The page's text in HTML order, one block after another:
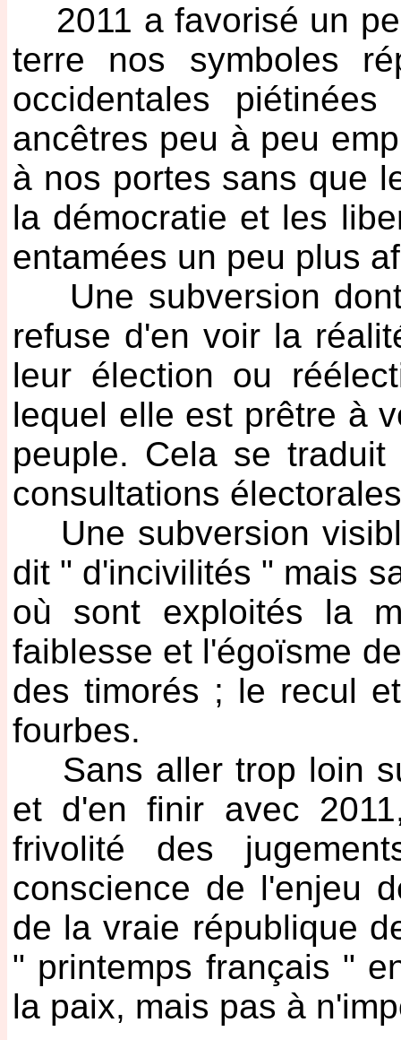
2011 a favorisé un
terre nos symboles
occidentales
ancêtres peu à peu
à nos portes sans que
la démocratie et les
entamées un peu plus
Une subversion
refuse d'en voir la
leur élection ou
lequel elle est prêtre à
peuple. Cela se
consultations
Une subversion
dit " d'incivilités " mais
où sont exploités la
faiblesse et l'égoïsme
des timorés ; le recul
fourbes.
Sans aller trop loin
et d'en finir avec
frivolité des
conscience de l'enjeu
de la vraie république
" printemps français "
la paix, mais pas à